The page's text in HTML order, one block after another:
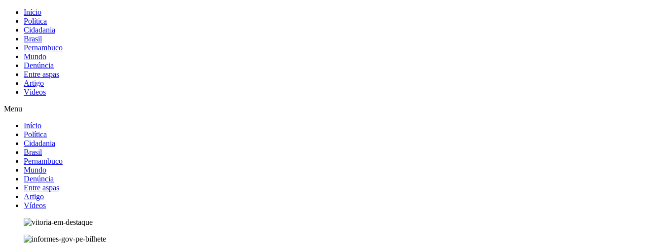
Início
Política
Cidadania
Brasil
Pernambuco
Mundo
Denúncia
Entre aspas
Artigo
Vídeos
Menu
Início
Política
Cidadania
Brasil
Pernambuco
Mundo
Denúncia
Entre aspas
Artigo
Vídeos